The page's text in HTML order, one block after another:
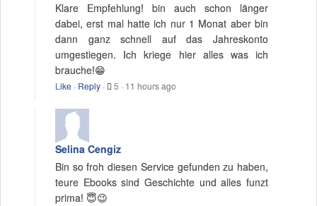
Klare Empfehlung! bin auch schon länger
dabei, erst mal hatte ich nur 1 Monat aber bin
dann ganz schnell auf das Jahreskonto
umgestiegen. Ich kriege hier alles was ich
brauche!😁
Like · Reply · 5 · 11 hours ago
Selina Cengiz
Bin so froh diesen Service gefunden zu haben,
teure Ebooks sind Geschichte und alles funzt
prima! 😇😉